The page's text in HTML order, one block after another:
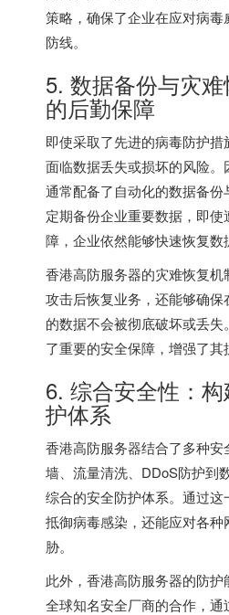
策略，确保了企业在应对病
防线。
5. 数据备份与灾
的后勤保障
即使采取了先进的病毒防护
面临数据丢失或损坏的风险
通常配备了自动化的数据备
定期备份企业重要数据，即
障，企业依然能够快速恢复数
香港高防服务器的灾难恢复
攻击后恢复业务，还能够确
的数据不会被彻底破坏或丢
了重要的安全保障，增强了其
6. 综合安全性：
护体系
香港高防服务器结合了多种安
墙、流量清洗、DDoS防护到
综合的安全防护体系。通过
抵御病毒感染，还能应对各
胁。
此外，香港高防服务器的防
全球知名安全厂商的合作，